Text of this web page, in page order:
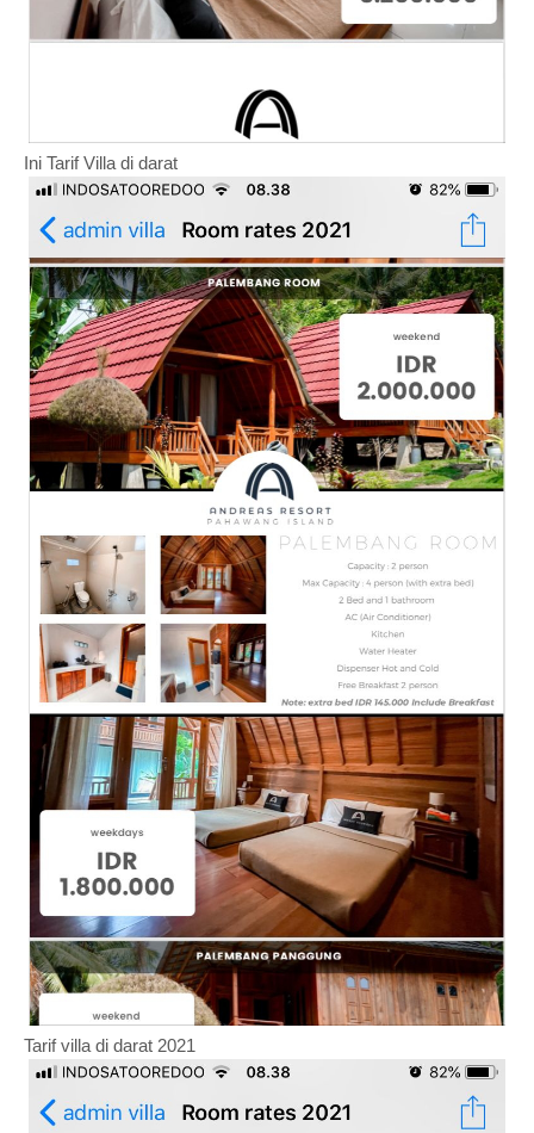
Ini Tarif Villa di darat
Tarif villa di darat 2021